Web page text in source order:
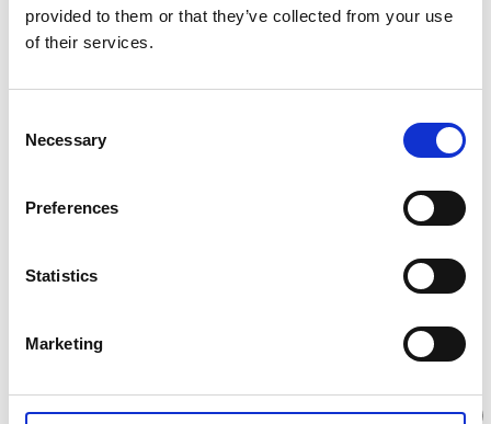
provided to them or that they’ve collected from your use
of their services.
Selection
Necessary
Preferences
Statistics
Marketing
Vinterpaket med utomhusaktiviteter
Checka in på ett mysigt boende och njut av vinteraktiviteter
som skidåkning, kallbad och krispig vintervandring.
11 härliga vinterpaket